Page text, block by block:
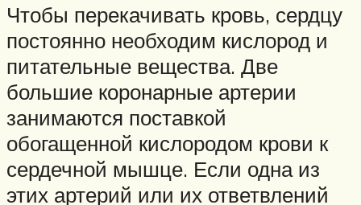
Чтобы перекачивать кровь, сердцу
постоянно необходим кислород и
питательные вещества. Две
большие коронарные артерии
занимаются поставкой
обогащенной кислородом крови к
сердечной мышце. Если одна из
этих артерий или их ответвлений